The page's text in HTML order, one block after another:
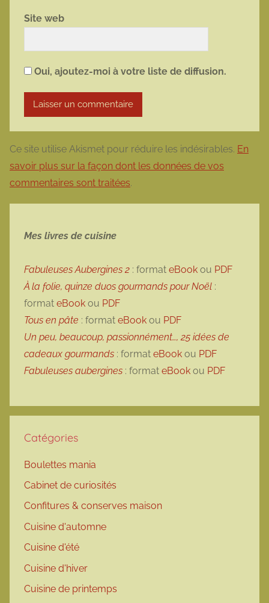
Site web
Oui, ajoutez-moi à votre liste de diffusion.
Ce site utilise Akismet pour réduire les indésirables. En
savoir plus sur la façon dont les données de vos
commentaires sont traitées.
Mes livres de cuisine
Fabuleuses Aubergines 2 : format eBook ou PDF
À la folie, quinze duos gourmands pour Noël :
format eBook ou PDF
Tous en pâte : format eBook ou PDF
Un peu, beaucoup, passionnément…, 25 idées de
cadeaux gourmands : format eBook ou PDF
Fabuleuses aubergines : format eBook ou PDF
Catégories
Boulettes mania
Cabinet de curiosités
Confitures & conserves maison
Cuisine d'automne
Cuisine d'été
Cuisine d'hiver
Cuisine de printemps